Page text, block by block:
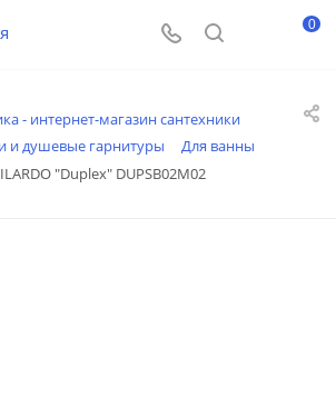
0
- интернет-магазин сантехники
и душевые гарнитуры
Для ванны
"Duplex" DUPSB02М02